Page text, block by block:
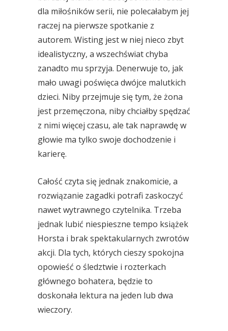
dla miłośników serii, nie polecałabym jej
raczej na pierwsze spotkanie z
autorem. Wisting jest w niej nieco zbyt
idealistyczny, a wszechświat chyba
zanadto mu sprzyja. Denerwuje to, jak
mało uwagi poświęca dwójce malutkich
dzieci. Niby przejmuje się tym, że żona
jest przemęczona, niby chciałby spędzać
z nimi więcej czasu, ale tak naprawdę w
głowie ma tylko swoje dochodzenie i
karierę.
Całość czyta się jednak znakomicie, a
rozwiązanie zagadki potrafi zaskoczyć
nawet wytrawnego czytelnika. Trzeba
jednak lubić niespieszne tempo książek
Horsta i brak spektakularnych zwrotów
akcji. Dla tych, których cieszy spokojna
opowieść o śledztwie i rozterkach
głównego bohatera, będzie to
doskonała lektura na jeden lub dwa
wieczory.